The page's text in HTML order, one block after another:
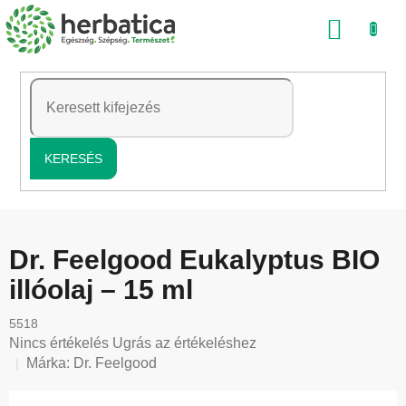
Ugrás
a
tartalomhoz
KERESÉS
Dr. Feelgood Eukalyptus BIO
illóolaj – 15 ml
5518
A
termék
Nincs értékelés Ugrás az értékeléshez
Márka: Dr. Feelgood